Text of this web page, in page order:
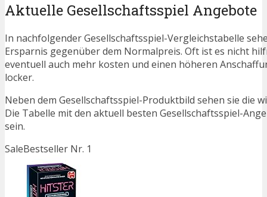
Aktuelle Gesellschaftsspiel Angebote
In nachfolgender Gesellschaftsspiel-Vergleichstabelle
Ersparnis gegenüber dem Normalpreis. Oft ist es nicht
eventuell auch mehr kosten und einen höheren
locker.
Neben dem Gesellschaftsspiel-Produktbild sehen sie die
Die Tabelle mit den aktuell besten Gesellschaftsspiel-
sein.
SaleBestseller Nr. 1